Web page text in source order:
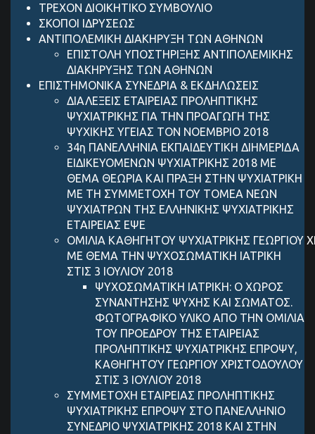
ΤΡΕΧΟΝ ΔΙΟΙΚΗΤΙΚΟ ΣΥΜΒΟΥΛΙΟ
ΣΚΟΠΟΙ ΙΔΡΥΣΕΩΣ
ANTIΠΟΛΕΜΙΚΗ ΔΙΑΚΗΡΥΞΗ ΤΩΝ ΑΘΗΝΩΝ
ΕΠΙΣΤΟΛΗ ΥΠΟΣΤΗΡΙΞΗΣ ANTIΠΟΛΕΜΙΚΗΣ
ΔΙΑΚΗΡΥΞΗΣ ΤΩΝ ΑΘΗΝΩΝ
ΕΠΙΣΤΗΜΟΝΙΚΑ ΣΥΝΕΔΡΙΑ & ΕΚΔΗΛΩΣΕΙΣ
ΔΙΑΛΕΞΕΙΣ ΕΤΑΙΡΕΙΑΣ ΠΡΟΛΗΠΤΙΚΗΣ
ΨΥΧΙΑΤΡΙΚΗΣ ΓΙΑ ΤΗΝ ΠΡΟΑΓΩΓΗ ΤΗΣ
ΨΥΧΙΚΗΣ ΥΓΕΙΑΣ ΤΟΝ ΝΟΕΜΒΡΙΟ 2018
34η ΠΑΝΕΛΛΗΝΙΑ ΕΚΠΑΙΔΕΥΤΙΚΗ ΔΙΗΜΕΡΙΔΑ
ΕΙΔΙΚΕΥΟΜΕΝΩΝ ΨΥΧΙΑΤΡΙΚΗΣ 2018 ΜΕ
ΘΕΜΑ ΘΕΩΡΙΑ ΚΑΙ ΠΡΑΞΗ ΣΤΗΝ ΨΥΧΙΑΤΡΙΚΗ
ΜΕ ΤΗ ΣΥΜΜΕΤΟΧΗ ΤΟΥ ΤΟΜΕΑ ΝΕΩΝ
ΨΥΧΙΑΤΡΩΝ ΤΗΣ ΕΛΛΗΝΙΚΗΣ ΨΥΧΙΑΤΡΙΚΗΣ
ΕΤΑΙΡΕΙΑΣ ΕΨΕ
ΟΜΙΛΙΑ ΚΑΘΗΓΗΤΟΥ ΨΥΧΙΑΤΡΙΚΗΣ ΓEΩΡΓIΟΥ
ΜΕ ΘΕΜΑ ΤΗΝ ΨΥΧΟΣΩΜΑΤΙΚΗ ΙΑΤΡΙΚΗ
ΣΤΙΣ 3 ΙΟΥΛΙΟΥ 2018
ΨΥΧΟΣΩΜΑΤΙΚΗ ΙΑΤΡΙΚΗ: Ο ΧΩΡΟΣ
ΣΥΝΑΝΤΗΣΗΣ ΨΥΧΗΣ ΚΑΙ ΣΩΜΑΤΟΣ.
ΦΩΤΟΓΡΑΦΙΚΟ ΥΛΙΚΟ ΑΠΟ ΤΗΝ ΟΜΙΛΙΑ
ΤΟΥ ΠΡΟΕΔΡΟΥ ΤΗΣ ΕΤΑΙΡΕΙΑΣ
ΠΡΟΛΗΠΤΙΚΗΣ ΨΥΧΙΑΤΡΙΚΗΣ ΕΠΡΟΨΥ,
ΚΑΘΗΓΗΤΟΎ ΓΕΩΡΓΙΟΥ ΧΡΙΣΤΟΔΟΥΛΟΥ
ΣΤΙΣ 3 ΙΟΥΛΙΟΥ 2018
ΣΥΜΜΕΤΟΧΗ ΕΤΑΙΡΕΙΑΣ ΠΡΟΛΗΠΤΙΚΗΣ
ΨΥΧΙΑΤΡΙΚΗΣ ΕΠΡΟΨΥ ΣΤΟ ΠΑΝΕΛΛΗΝΙΟ
ΣΥΝΕΔΡΙΟ ΨΥΧΙΑΤΡΙΚΗΣ 2018 ΚΑΙ ΣΤΗΝ